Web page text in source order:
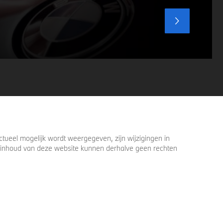
mogelijk wordt weergegeven, zijn wijzigingen in
van deze website kunnen derhalve geen rechten